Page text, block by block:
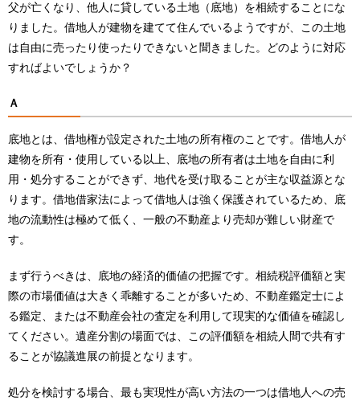
父が亡くなり、他人に貸している土地（底地）を相続することにな
りました。借地人が建物を建てて住んでいるようですが、この土地
は自由に売ったり使ったりできないと聞きました。どのように対応
すればよいでしょうか？
Ａ
底地とは、借地権が設定された土地の所有権のことです。借地人が
建物を所有・使用している以上、底地の所有者は土地を自由に利
用・処分することができず、地代を受け取ることが主な収益源とな
ります。借地借家法によって借地人は強く保護されているため、底
地の流動性は極めて低く、一般の不動産より売却が難しい財産で
す。
まず行うべきは、底地の経済的価値の把握です。相続税評価額と実
際の市場価値は大きく乖離することが多いため、不動産鑑定士によ
る鑑定、または不動産会社の査定を利用して現実的な価値を確認し
てください。遺産分割の場面では、この評価額を相続人間で共有す
ることが協議進展の前提となります。
処分を検討する場合、最も実現性が高い方法の一つは借地人への売